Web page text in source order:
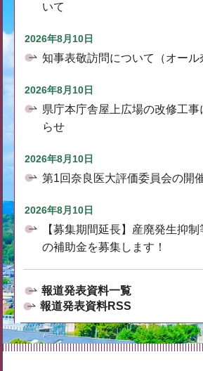
いて
2026年8月10日
知事表敬訪問について（オール
2026年8月10日
県庁本庁舎屋上広場の改修工
らせ
2026年8月10日
第1回奈良医大評価委員会の開
2026年8月10日
【募集期間延長】産廃発生抑
の補助金を募集します！
報道発表資料一覧
報道発表資料RSS